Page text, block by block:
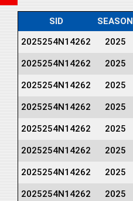
SID SEASON
2025254N14262
2025
2025254N14262 2025
2025254N14262 2025
2025254N14262 2025
2025254N14262 2025
2025254N14262 2025
2025254N14262 2025
2025254N14262 2025